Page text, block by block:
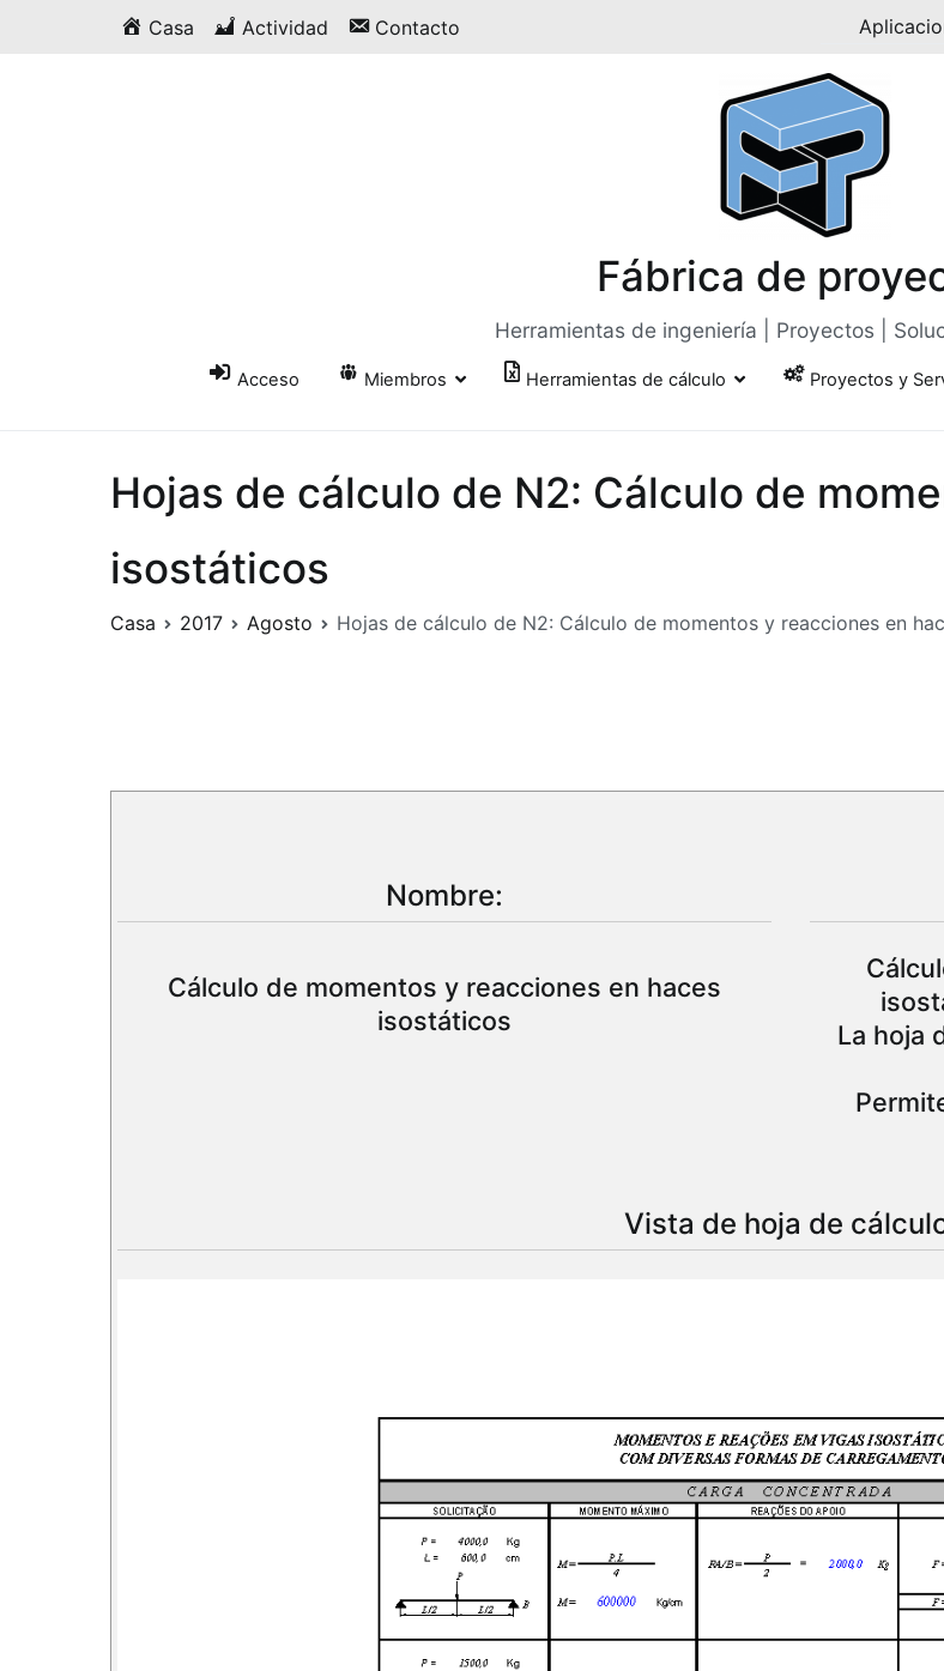
Casa Actividad Contacto
Fábrica de
Herramientas de ingeniería | Proyectos |
Acceso Miembros Herramientas de cálculo Proyectos y
Hojas de cálculo de N2: Cálculo de
isostáticos
Casa 2017 Agosto Hojas de cálculo de N2: Cálculo de momentos y reacciones en
Nombre:
Cálculo de momentos y reacciones en haces
isostáticos
La hoja
Vista de hoja de